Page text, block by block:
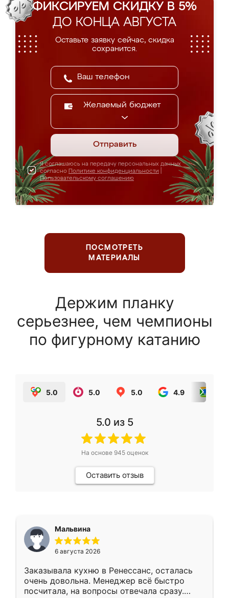
ФИКСИРУЕМ СКИДКУ В 5%
ДО КОНЦА АВГУСТА
Оставьте заявку сейчас, скидка
сохранится.
Желаемый бюджет
Отправить
Я соглашаюсь на передачу персональных данных
согласно Политике конфиденциальности
Пользовательскому соглашению
ПОСМОТРЕТЬ
МАТЕРИАЛЫ
Держим планку
серьезнее, чем чемпионы
по фигурному катанию
5.0 5.0 5.0 4.9
5.0 из 5
На основе 945оценок
Оставить отзыв
Мальвина
6 августа 2026
Заказывала кухню в Ренессанс, осталась
очень довольна. Менеджер всё быстро
посчитала, на вопросы отвечала сразу.